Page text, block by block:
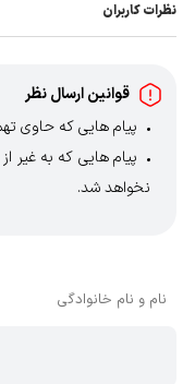
نظرات کاربران
قوانین ارسال نظر
پیام هایی که حاوی
پیام هایی که به غیر
نخواهد شد.
با توجه به آن که
وجود دارد، معمولا
نام و نام خانوادگی